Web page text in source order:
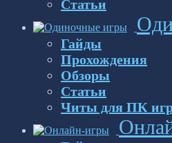
Статьи
Гайды
Прохождения
Обзоры
Статьи
Читы для ПК